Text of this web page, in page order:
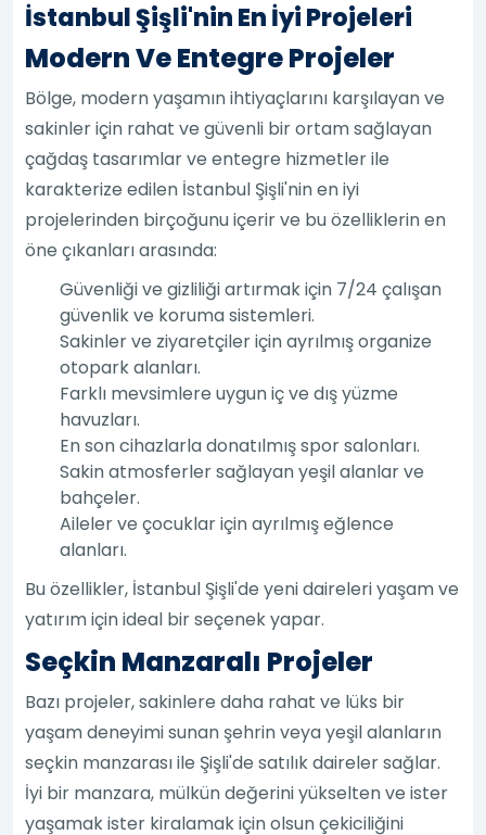
İstanbul Şişli'nin En İyi Projeleri
Modern Ve Entegre Projeler
Bölge, modern yaşamın ihtiyaçlarını karşılayan ve
sakinler için rahat ve güvenli bir ortam sağlayan
çağdaş tasarımlar ve entegre hizmetler ile
karakterize edilen İstanbul Şişli'nin en iyi
projelerinden birçoğunu içerir ve bu özelliklerin en
öne çıkanları arasında:
Güvenliği ve gizliliği artırmak için 7/24 çalışan
güvenlik ve koruma sistemleri.
Sakinler ve ziyaretçiler için ayrılmış organize
otopark alanları.
Farklı mevsimlere uygun iç ve dış yüzme
havuzları.
En son cihazlarla donatılmış spor salonları.
Sakin atmosferler sağlayan yeşil alanlar ve
bahçeler.
Aileler ve çocuklar için ayrılmış eğlence
alanları.
Bu özellikler, İstanbul Şişli'de yeni daireleri yaşam ve
yatırım için ideal bir seçenek yapar.
Seçkin Manzaralı Projeler
Bazı projeler, sakinlere daha rahat ve lüks bir
yaşam deneyimi sunan şehrin veya yeşil alanların
seçkin manzarası ile Şişli'de satılık daireler sağlar.
İyi bir manzara, mülkün değerini yükselten ve ister
yaşamak ister kiralamak için olsun çekiciliğini